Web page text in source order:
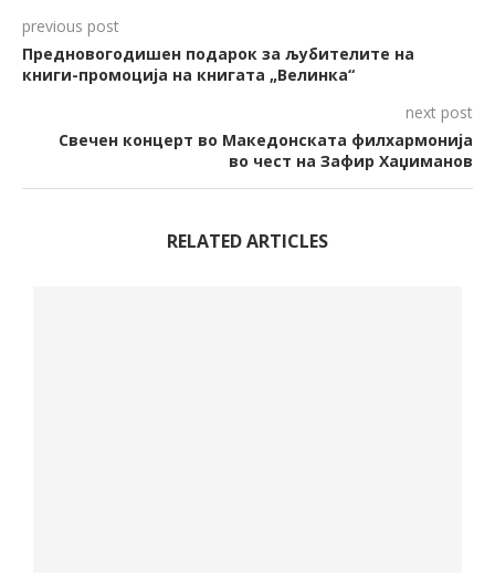
previous post
Предновогодишен подарок за љубителите на
книги-промоција на книгата „Велинка“
next post
Свечен концерт во Македонската филхармонија
во чест на Зафир Хаџиманов
RELATED ARTICLES